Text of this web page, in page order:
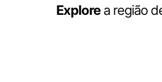
Explorea região